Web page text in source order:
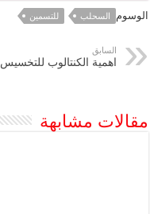
الوسوم السحلب للتسمين
السابق
اهمية الكنتالوب للتخسيس
مقالات مشابهة